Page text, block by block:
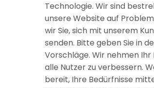
Technologie. Wir sind
unsere Website auf
wir Sie, sich mit unserem
senden. Bitte geben Sie in
Vorschläge. Wir nehmen
alle Nutzer zu verbessern.
bereit, Ihre Bedürfnisse